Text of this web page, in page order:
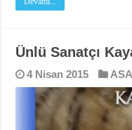
Ünlü Sanatçı
4 Nisan 2015